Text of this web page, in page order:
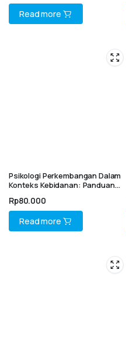
Read more
Psikologi Perkembangan Dalam
Konteks Kebidanan: Panduan
Rp80.000
Read more